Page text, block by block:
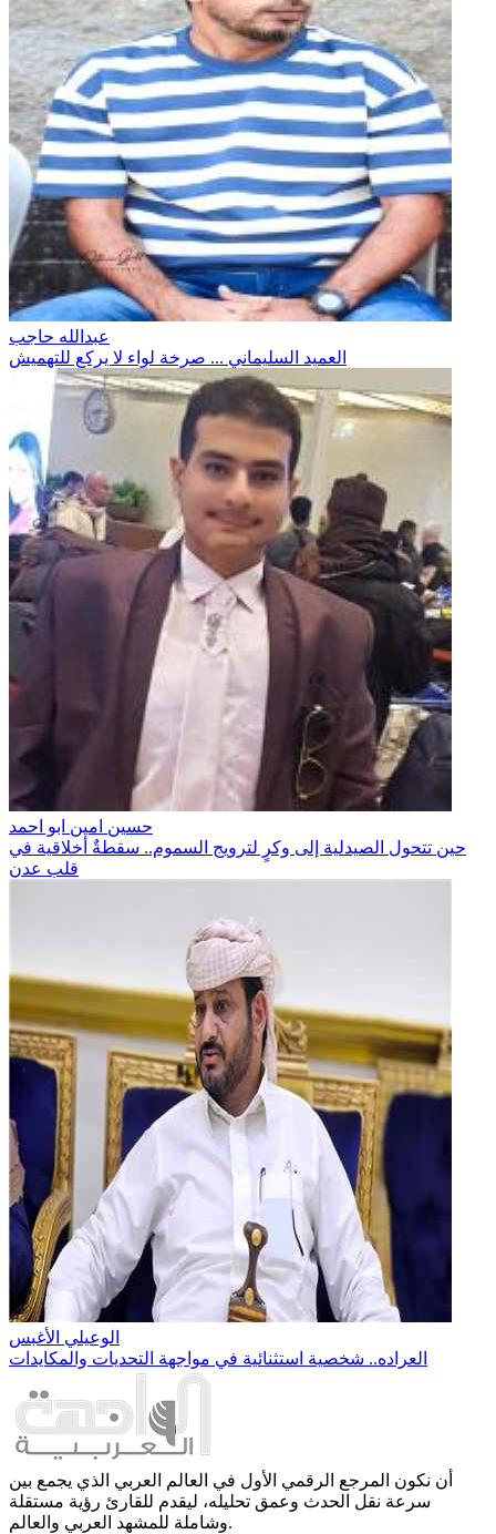
عبدالله حاجب
العميد السليماني ... صرخة لواء لا يركع للتهميش
حسين امين ابو احمد
حين تتحول الصيدلية إلى وكرٍ لترويج السموم.. سقطةٌ أخلاقية في
قلب عدن
الوعيلي الأغبس
العراده.. شخصية استثنائية في مواجهة التحديات والمكايدات
أن نكون المرجع الرقمي الأول في العالم العربي الذي يجمع بين
سرعة نقل الحدث وعمق تحليله، ليقدم للقارئ رؤية مستقلة
وشاملة للمشهد العربي والعالم.